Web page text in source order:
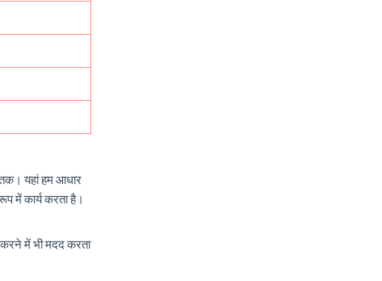
यहां हम आधार
में कार्य करता है।
में भी मदद करता